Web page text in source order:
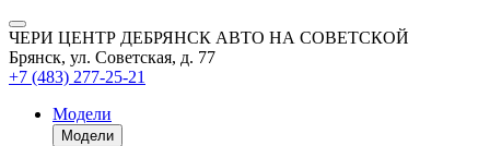
ЧЕРИ ЦЕНТР ДЕБРЯНСК АВТО НА СОВЕТСКОЙ
Брянск, ул. Советская, д. 77
+7 (483) 277-25-21
Модели
Модели